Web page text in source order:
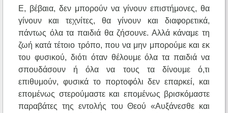
Ε, βέβαια, δεν μπορούν να γίνουν επιστήμονες, θα
γίνουν και τεχνίτες, θα γίνουν και διαφορετικά,
πάντως όλα τα παιδιά θα ζήσουνε. Αλλά κάναμε τη
ζωή κατά τέτοιο τρόπο, που να μην μπορούμε και εκ
του φυσικού, διότι όταν θέλουμε όλα τα παιδιά να
σπουδάσουν ή όλα να τους τα δίνουμε ό,τι
επιθυμούν, φυσικά το πορτοφόλι δεν επαρκεί, και
επομένως στερούμαστε και επομένως βρισκόμαστε
παραβάτες της εντολής του Θεού «Αυξάνεσθε και